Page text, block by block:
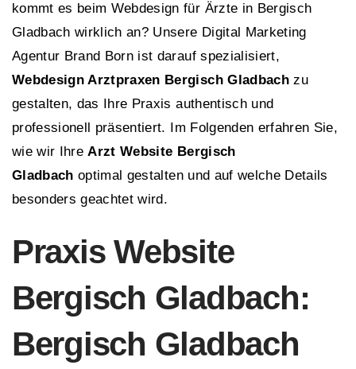
kommt es beim Webdesign für Ärzte in Bergisch
Gladbach wirklich an? Unsere Digital Marketing
Agentur Brand Born ist darauf spezialisiert,
Webdesign Arztpraxen Bergisch Gladbachzu
gestalten, das Ihre Praxis authentisch und
professionell präsentiert. Im Folgenden erfahren Sie,
wie wir IhreArzt Website Bergisch
Gladbach optimal gestalten und auf welche Details
besonders geachtet wird.
Praxis Website
Bergisch Gladbach:
Bergisch Gladbach